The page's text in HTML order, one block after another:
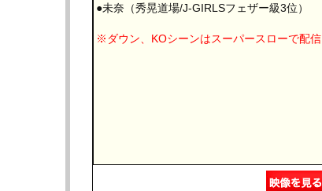
●未奈（秀晃道場/J-GIRLSフェザー級3位）
※ダウン、KOシーンはスーパースローで配信